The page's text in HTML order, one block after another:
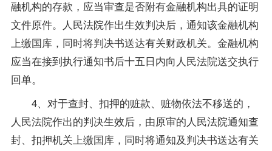
融机构的存款，应当审查是否附有金融机构出具的证明
文件原件。人民法院作出生效判决后，通知该金融机构
上缴国库，同时将判决书送达有关财政机关。金融机构
应当在接到执行通知书后十五日内向人民法院送交执行
回单。
4、对于查封、扣押的赃款、赃物依法不移送的，
人民法院作出的判决生效后，由原审的人民法院通知查
封、扣押机关上缴国库，同时将通知及判决书送达有关